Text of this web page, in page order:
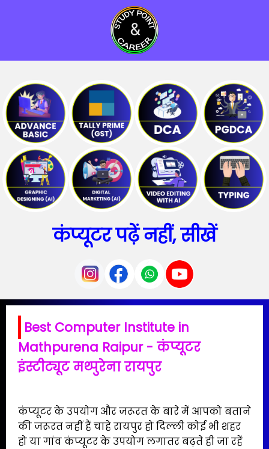
कंप्यूटर पढ़ें नहीं, सीखें
Best Computer Institute in
Mathpurena Raipur - कंप्यूटर
इंस्टीट्यूट मथ्पुरेना रायपुर
कंप्यूटर के उपयोग और जरूरत के बारे में आपको बताने
की जरूरत नहीं हैं चाहे रायपुर हो दिल्ली कोई भी शहर
हो या गांव कंप्यूटर के उपयोग लगातर बढ़ते ही जा रहें